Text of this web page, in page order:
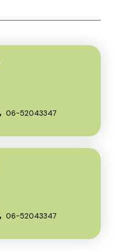
06-52043347
06-52043347